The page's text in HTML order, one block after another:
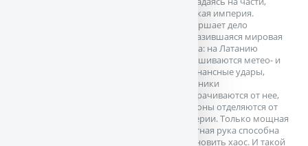
великая империя.
Довершает дело
разразившаяся мировая
война: на Латанию
обрушиваются метео- и
резонансные удары,
союзники
отворачиваются от нее,
регионы отделяются от
империи. Только мощная
властная рука способна
остановить хаос. И такой